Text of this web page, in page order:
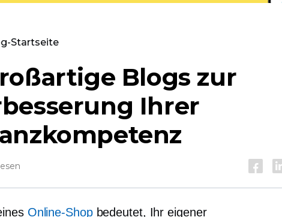
Startseite
Blogs zur
Ihrer
Online-Shopbedeutet, Ihr eigener